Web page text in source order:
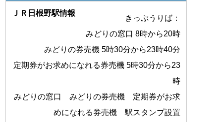
きっぷうりば：
みどりの窓口 8時から20時
みどりの券売機 5時30分から23時40分
定期券がお求めになれる券売機 5時30分から23
時
みどりの窓口 みどりの券売機 定期券がお求
めになれる券売機 駅スタンプ設置